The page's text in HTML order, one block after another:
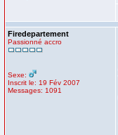
Firedepartement
Passionné accro
Sexe:
Inscrit le: 19 Fév 2007
Messages: 1091